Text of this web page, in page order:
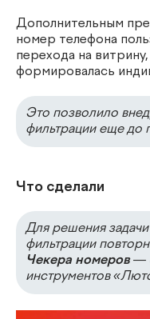
Дополнительным
номер телефона
перехода на
формировалась
Это позволило
фильтрации еще до
Что сделали
Для решения
фильтрации
Чекера номеров—
инструментов